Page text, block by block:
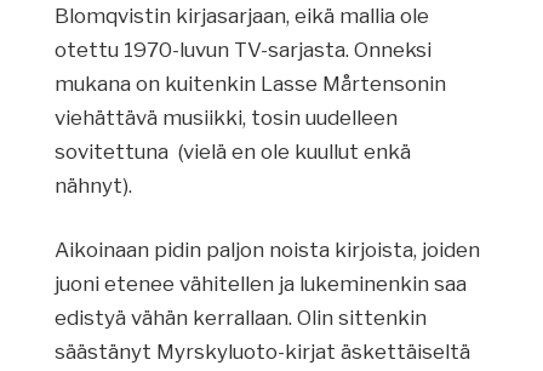
Blomqvistin kirjasarjaan, eikä mallia ole
otettu 1970-luvun TV-sarjasta. Onneksi
mukana on kuitenkin Lasse Mårtensonin
viehättävä musiikki, tosin uudelleen
sovitettuna (vielä en ole kuullut enkä
nähnyt).
Aikoinaan pidin paljon noista kirjoista, joiden
juoni etenee vähitellen ja lukeminenkin saa
edistyä vähän kerrallaan. Olin sittenkin
säästänyt Myrskyluoto-kirjat äskettäiseltä